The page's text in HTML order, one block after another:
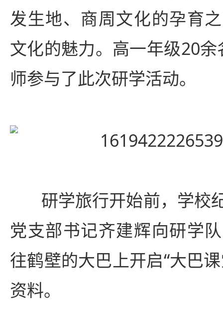
发生地、商周文化的孕育
文化的魅力。高一年级20
师参与了此次研学活动。
研学旅行开始前，学校
党支部书记齐建辉向研学
往鹤壁的大巴上开启“大巴
资料。